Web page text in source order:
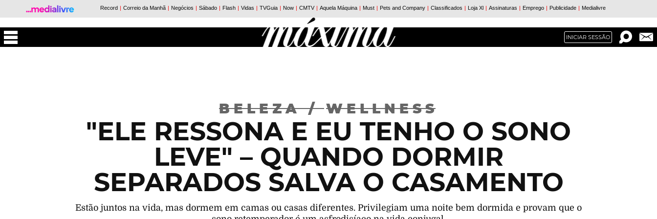
INICIAR SESSÃO
BELEZA/ WELLNESS
"ELE RESSONA E EU TENHO O SONO
LEVE" – QUANDO DORMIR
SEPARADOS SALVA O CASAMENTO
Estão juntos na vida, mas dormem em camas ou casas diferentes. Privilegiam uma noite bem dormida e provam que o